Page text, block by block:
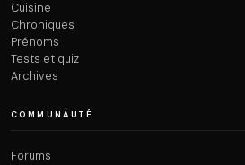
Cuisine
Chroniques
Prénoms
Tests et quiz
Archives
COMMUNAUTÉ
Forums